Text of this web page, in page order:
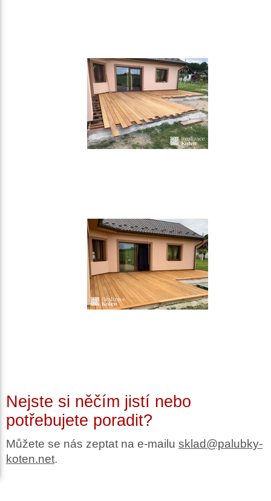
Nejste si něčím jistí nebo
potřebujete poradit?
Můžete se nás zeptat na e-mailu sklad@palubky-
koten.net.